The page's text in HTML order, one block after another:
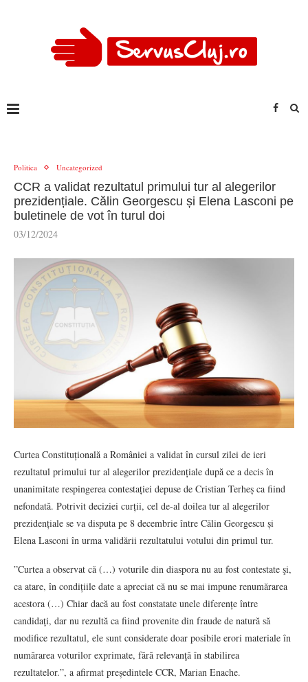
Politica Uncategorized
CCR a validat rezultatul primului tur al alegerilor
prezidențiale. Călin Georgescu și Elena Lasconi pe
buletinele de vot în turul doi
03/12/2024
Curtea Constituțională a României a validat în cursul zilei de ieri
rezultatul primului tur al alegerilor prezidențiale după ce a decis în
unanimitate respingerea contestației depuse de Cristian Terheș ca fiind
nefondată. Potrivit deciziei curții, cel de-al doilea tur al alegerilor
prezidențiale se va disputa pe 8 decembrie între Călin Georgescu și
Elena Lasconi în urma validării rezultatului votului din primul tur.
”Curtea a observat că (…) voturile din diaspora nu au fost contestate şi,
ca atare, în condițiile date a apreciat că nu se mai impune renumărarea
acestora (…) Chiar dacă au fost constatate unele diferențe între
candidaţi, dar nu rezultă ca fiind provenite din fraude de natură să
modifice rezultatul, ele sunt considerate doar posibile erori materiale în
numărarea voturilor exprimate, fără relevanţă în stabilirea
rezultatelor.”, a afirmat președintele CCR, Marian Enache.